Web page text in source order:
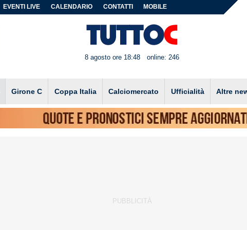
EVENTI LIVE CALENDARIO CONTATTI MOBILE
8 agosto ore 18:48 online: 246
Girone C Coppa Italia Calciomercato Ufficialità Altre